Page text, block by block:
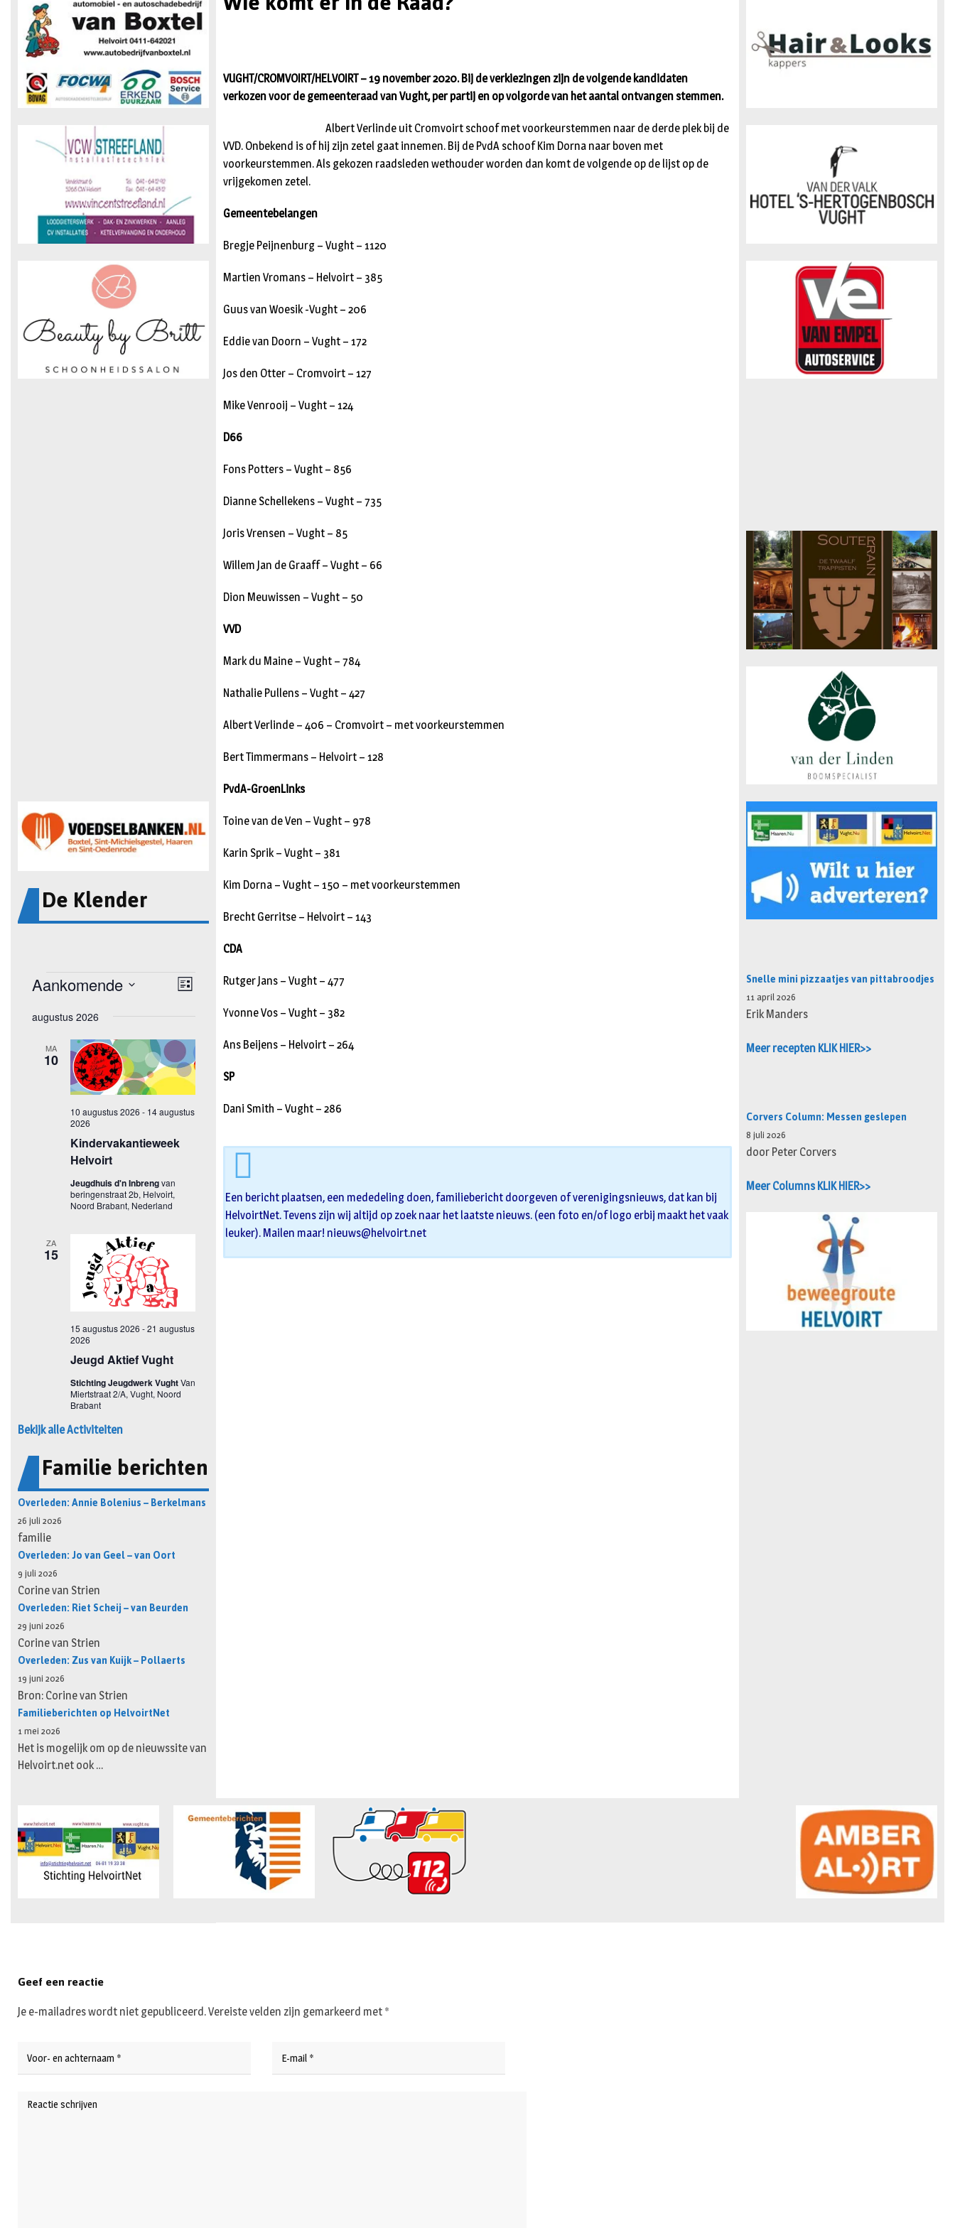
De Klender
Bekijk alle Activiteiten
Familie berichten
Overleden: Annie Bolenius – Berkelmans
26 juli 2026
familie
Overleden: Jo van Geel – van Oort
9 juli 2026
Corine van Strien
Overleden: Riet Scheij – van Beurden
29 juni 2026
Corine van Strien
Overleden: Zus van Kuijk – Pollaerts
19 juni 2026
Bron: Corine van Strien
Familieberichten op HelvoirtNet
1 mei 2026
Het is mogelijk om op de nieuwssite van
Helvoirt.net ook …
VUGHT/CROMVOIRT/HELVOIRT – 19 november 2020. Bij de verkiezingen zijn de volgende kandidaten
verkozen voor de gemeenteraad van Vught, per partij en op volgorde van het aantal ontvangen stemmen.
Albert Verlinde uit Cromvoirt schoof met voorkeurstemmen naar de derde plek bij de
VVD. Onbekend is of hij zijn zetel gaat innemen. Bij de PvdA schoof Kim Dorna naar boven met
voorkeurstemmen. Als gekozen raadsleden wethouder worden dan komt de volgende op de lijst op de
vrijgekomen zetel.
Gemeentebelangen
Bregje Peijnenburg – Vught – 1120
Martien Vromans – Helvoirt – 385
Guus van Woesik -Vught – 206
Eddie van Doorn – Vught – 172
Jos den Otter – Cromvoirt – 127
Mike Venrooij – Vught – 124
D66
Fons Potters – Vught – 856
Dianne Schellekens – Vught – 735
Joris Vrensen – Vught – 85
Willem Jan de Graaff – Vught – 66
Dion Meuwissen – Vught – 50
VVD
Mark du Maine – Vught – 784
Nathalie Pullens – Vught – 427
Albert Verlinde – 406 – Cromvoirt – met voorkeurstemmen
Bert Timmermans – Helvoirt – 128
PvdA-GroenLinks
Toine van de Ven – Vught – 978
Karin Sprik – Vught – 381
Kim Dorna – Vught – 150 – met voorkeurstemmen
Brecht Gerritse – Helvoirt – 143
CDA
Rutger Jans – Vught – 477
Yvonne Vos – Vught – 382
Ans Beijens – Helvoirt – 264
SP
Dani Smith – Vught – 286
Een bericht plaatsen, een mededeling doen, familiebericht doorgeven of verenigingsnieuws, dat kan bij
HelvoirtNet. Tevens zijn wij altijd op zoek naar het laatste nieuws. (een foto en/of logo erbij maakt het vaak
leuker). Mailen maar! nieuws@helvoirt.net
Snelle mini pizzaatjes van pittabroodjes
11 april 2026
Erik Manders
Meer recepten KLIK HIER>>
Corvers Column: Messen geslepen
8 juli 2026
door Peter Corvers
Meer Columns KLIK HIER>>
Geef een reactie
Je e-mailadres wordt niet gepubliceerd.Vereiste velden zijn gemarkeerd met *